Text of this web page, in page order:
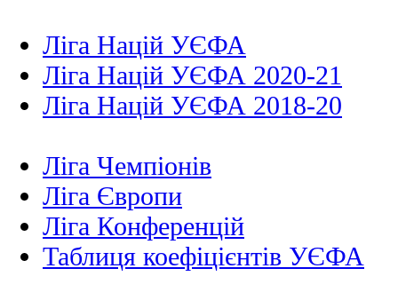
Ліга Націй УЄФА
Ліга Націй УЄФА 2020-21
Ліга Націй УЄФА 2018-20
Ліга Чемпіонів
Ліга Європи
Ліга Конференцій
Таблиця коефіцієнтів УЄФА